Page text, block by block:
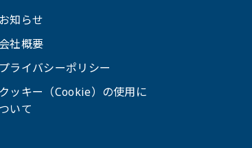
お知らせ
会社概要
プライバシーポリシー
クッキー（Cookie）の使用に
ついて